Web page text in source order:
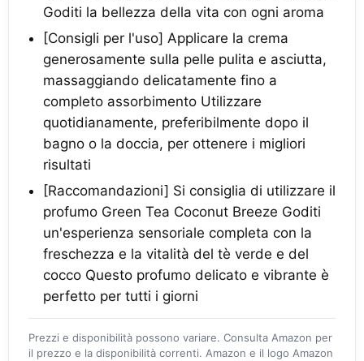
Goditi la bellezza della vita con ogni aroma
[Consigli per l'uso] Applicare la crema
generosamente sulla pelle pulita e asciutta,
massaggiando delicatamente fino a
completo assorbimento Utilizzare
quotidianamente, preferibilmente dopo il
bagno o la doccia, per ottenere i migliori
risultati
[Raccomandazioni] Si consiglia di utilizzare il
profumo Green Tea Coconut Breeze Goditi
un'esperienza sensoriale completa con la
freschezza e la vitalità del tè verde e del
cocco Questo profumo delicato e vibrante è
perfetto per tutti i giorni
Prezzi e disponibilità possono variare. Consulta Amazon per
il prezzo e la disponibilità correnti. Amazon e il logo Amazon